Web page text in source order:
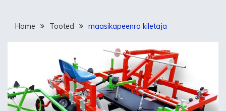
Home Tooted maasikapeenra kiletaja